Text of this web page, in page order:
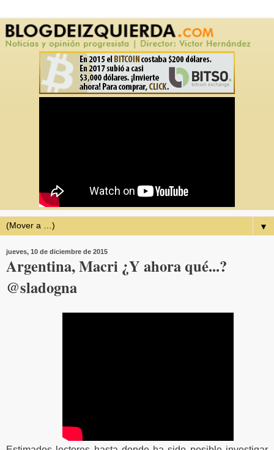
▼
jueves, 10 de diciembre de 2015
Argentina, Macri ¿Y ahora qué...?
@sladogna